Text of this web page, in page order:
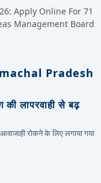
Apply Online For 71
Management Board
Pradesh
की लापरवाही से बढ़
रोकने के लिए लगाया गया